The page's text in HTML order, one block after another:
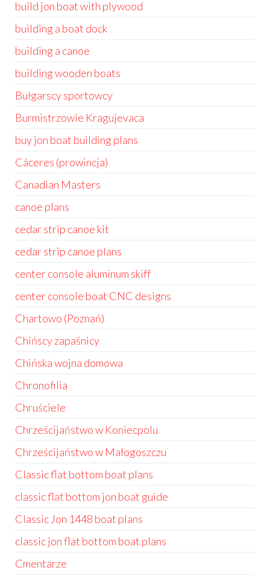
build jon boat with plywood
building a boat dock
building a canoe
building wooden boats
Bułgarscy sportowcy
Burmistrzowie Kragujevaca
buy jon boat building plans
Cáceres (prowincja)
Canadian Masters
canoe plans
cedar strip canoe kit
cedar strip canoe plans
center console aluminum skiff
center console boat CNC designs
Chartowo (Poznań)
Chińscy zapaśnicy
Chińska wojna domowa
Chronofilia
Chruściele
Chrześcijaństwo w Koniecpolu
Chrześcijaństwo w Małogoszczu
Classic flat bottom boat plans
classic flat bottom jon boat guide
Classic Jon 1448 boat plans
classic jon flat bottom boat plans
Cmentarze